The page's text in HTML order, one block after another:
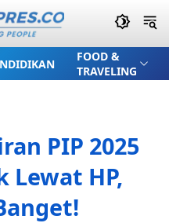
FOOD &
TRAVELING
PIP 2025
Lewat HP,